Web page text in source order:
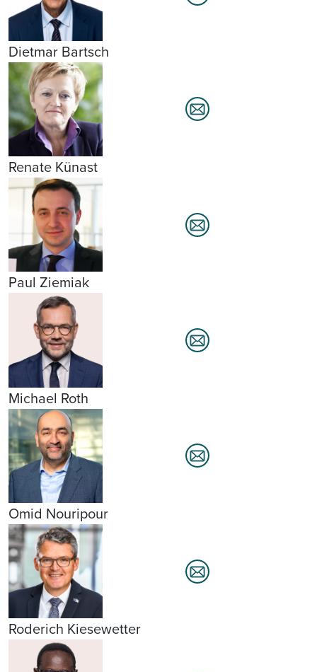
Dietmar Bartsch
Renate Künast
Paul Ziemiak
Michael Roth
Omid Nouripour
Roderich Kiesewetter